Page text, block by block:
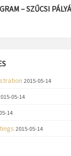
– SZŰCSI
2015-05-14
05-14
14
2015-05-14